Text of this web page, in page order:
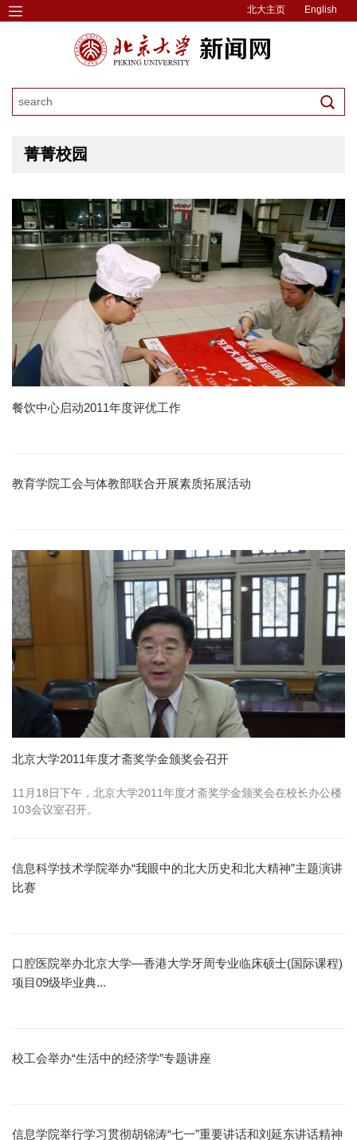
北大主页 English
菁菁校园
餐饮中心启动2011年度评优工作
教育学院工会与体教部联合开展素质拓展活动
北京大学2011年度才斋奖学金颁奖会召开
11月18日下午，北京大学2011年度才斋奖学金颁奖会在校长办公楼
103会议室召开。
信息科学技术学院举办“我眼中的北大历史和北大精神”主题演讲
比赛
口腔医院举办北京大学—香港大学牙周专业临床硕士(国际课程)
项目09级毕业典...
校工会举办“生活中的经济学”专题讲座
信息学院举行学习贯彻胡锦涛“七一”重要讲话和刘延东讲话精神